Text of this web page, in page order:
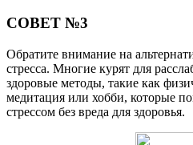
СОВЕТ №3
Обратите внимание на
стресса. Многие курят для
здоровые методы, такие как
медитация или хобби, которые
стрессом без вреда для здоровья.